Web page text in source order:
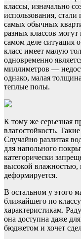
классы, изначально
использования,
самых обычных
разных классов
самом деле ситуация
класс имеет малую
одновременно
миллиметров —
однако, малая
теплые полы.
К тому же серьезная
влагостойкость.
Случайно разлитая
для напольного
категорически
высокой влажностью,
деформируется.
В остальном у этого
ближайшего по
характеристикам.
она доступна даже
бюджетом и хочет